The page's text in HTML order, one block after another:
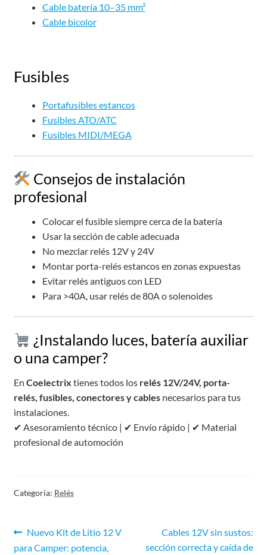
Cable batería 10–35 mm²
Cable bicolor
Fusibles
Portafusibles estancos
Fusibles ATO/ATC
Fusibles MIDI/MEGA
Consejos de instalación
profesional
Colocar el fusible siempre cerca de la batería
Usar la sección de cable adecuada
No mezclar relés 12V y 24V
Montar porta-relés estancos en zonas expuestas
Evitar relés antiguos con LED
Para >40A, usar relés de 80A o solenoides
¿Instalando luces, batería auxiliar
o una camper?
En Coelectrix tienes todos los relés 12V/24V, porta-
relés, fusibles, conectores y cablesnecesarios para tus
instalaciones.
✔ Asesoramiento técnico | ✔ Envío rápido | ✔ Material
profesional de automoción
Categoría: Relés
Nuevo Kit de Litio 12 V
para Camper: potencia,
Cables 12V sin sustos:
sección correcta y caída de